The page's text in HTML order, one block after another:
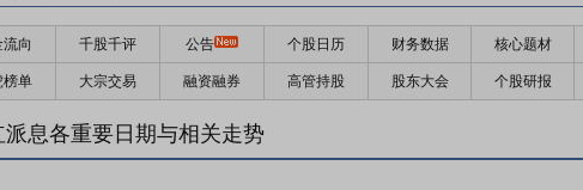
流向 千股千评 公告 个股日历 财务数据 核心题材
榜单 大宗交易 融资融券 高管持股 股东大会 个股研报
派息各重要日期与相关走势